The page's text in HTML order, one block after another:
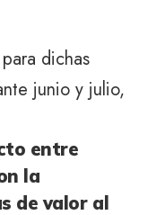
dichas
junio y julio,
entre
la
de valor al